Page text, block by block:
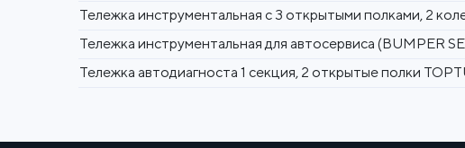
Тележка инструментальная с 3 открытыми полками, 2
Тележка инструментальная для автосервиса (BUMPER
Тележка автодиагноста 1 секция, 2 открытые полки